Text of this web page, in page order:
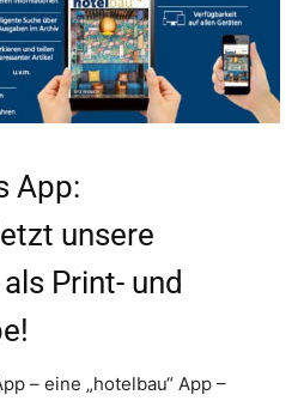
App:
unsere
Print- und
– eine „hotelbau“ App –